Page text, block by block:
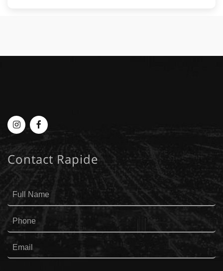
Myplace
Instagram
MyPlace
Facebook
Contact Rapide